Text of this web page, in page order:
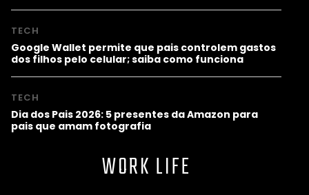
TECH
Google Wallet permite que pais controlem gastos
dos filhos pelo celular; saiba como funciona
TECH
Dia dos Pais 2026: 5 presentes da Amazon para
pais que amam fotografia
WORK LIFE